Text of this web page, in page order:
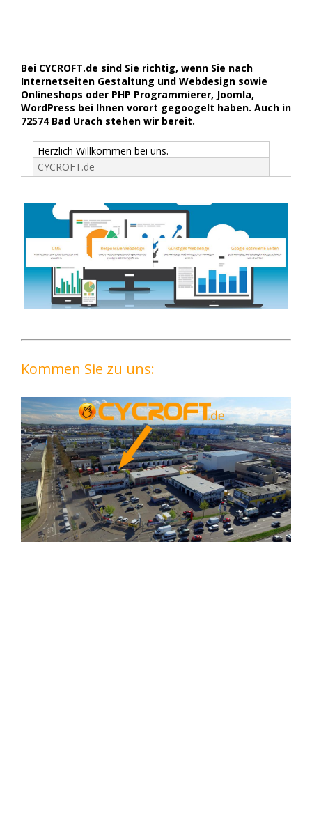
Bei CYCROFT.de sind Sie richtig, wenn Sie nach
Internetseiten Gestaltung und Webdesign sowie
Onlineshops oder PHP Programmierer, Joomla,
WordPress bei Ihnen vorort gegoogelt haben. Auch in
72574 Bad Urach stehen wir bereit.
Herzlich Willkommen bei uns.
CYCROFT.de
Kommen Sie zu uns: